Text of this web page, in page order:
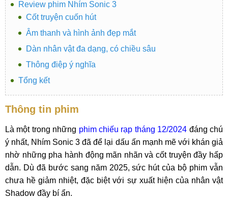
Review phim Nhím Sonic 3
Cốt truyện cuốn hút
Âm thanh và hình ảnh đẹp mắt
Dàn nhân vật đa dạng, có chiều sâu
Thông điệp ý nghĩa
Tổng kết
Thông tin phim
Là một trong những phim chiếu rạp tháng 12/2024 đáng chú
ý nhất, Nhím Sonic 3 đã để lại dấu ấn mạnh mẽ với khán giả
nhờ những pha hành động mãn nhãn và cốt truyện đầy hấp
dẫn. Dù đã bước sang năm 2025, sức hút của bộ phim vẫn
chưa hề giảm nhiệt, đặc biệt với sự xuất hiện của nhân vật
Shadow đầy bí ẩn.